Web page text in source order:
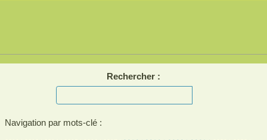
Rechercher :
Navigation par mots-clé :